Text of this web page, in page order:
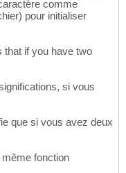
comme
pour initialiser
that if you have two
si vous
que si vous avez deux
fonction